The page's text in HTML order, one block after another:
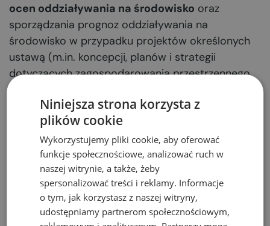
ocen oddziaływania na środowisko oraz
sporządzania prognoz oddziaływania na
środowisko w przypadku projektów określonych
ustawą (m.in. koncepcji, planów i strategii
dotyczących zagospodarowania przestrzennego,
leśnictwa, gospodarki odpadami).
Konieczność przeprowadzania
oddziaływania na środowiskow przypadku
wszystkich przedsięwzięć mogących znacząco
lub potencjalnie znacząco oddziaływać
środowisko naturalne, których rodzaje są
określane na drodze rozporządzeń Rady
Ministrów. Ocena przeprowadzana jest w ramach
Niniejsza strona korzysta z
plików cookie
Wykorzystujemy pliki cookie, aby oferować
funkcje społecznościowe, analizować ruch w
naszej witrynie, a także, żeby
spersonalizować treści i reklamy. Informacje
o tym, jak korzystasz z naszej witryny,
udostępniamy partnerom społecznościowym,